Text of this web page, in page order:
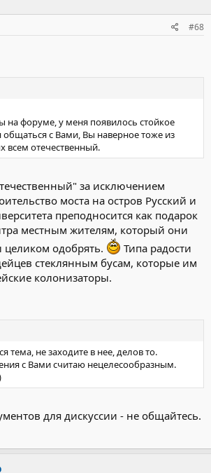
#68
на форуме, у меня появилось стойкое
общаться с Вами, Вы наверное тоже из
всем отечественный.
за исключением
моста на остров Русский и
преподносится как подарок
местным жителям, который они
одобрять.
Типа радости
стеклянным бусам, которые им
колонизаторы.
тема, не заходите в нее, делов то.
с Вами считаю нецелесообразным.
для дискуссии - не общайтесь.